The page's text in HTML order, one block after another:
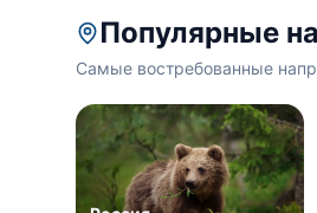
Популярные
Самые востребованные